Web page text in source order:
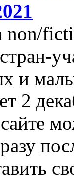
и
2